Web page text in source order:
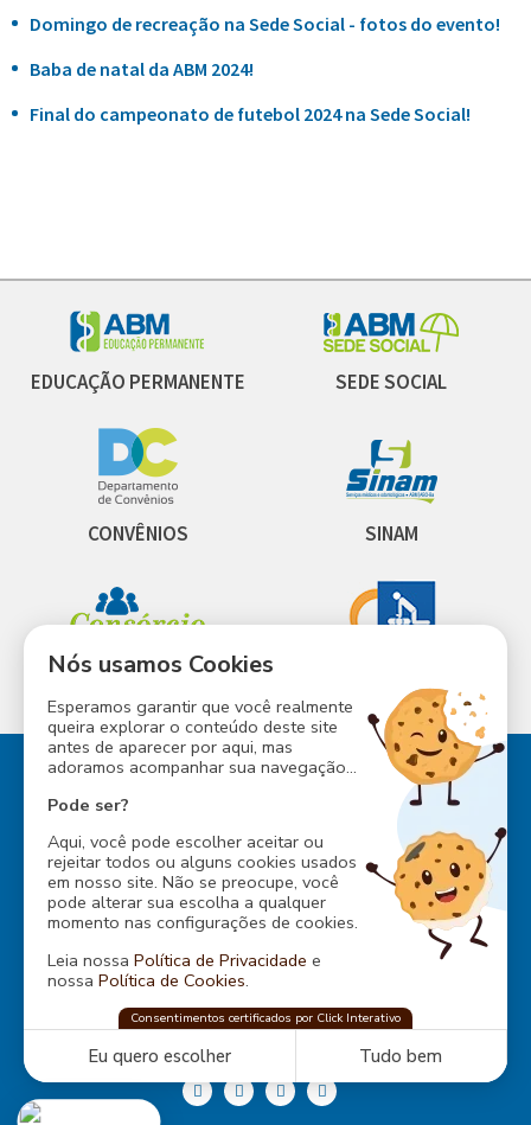
Domingo de recreação na Sede Social - fotos do evento!
Baba de natal da ABM 2024!
Final do campeonato de futebol 2024 na Sede Social!
EDUCAÇÃO PERMANENTE SEDE SOCIAL
CONVÊNIOS SINAM
Rua Baependi, 162
Ondina, Salvador - Bahia
CEP: 40170-070
Tel.:... ver telefone
Endereço da Sede Social:
Av. Dom Eugênio Sales, s/n
Boca do Rio, Salvador - BA
CEP: 41706-670
Tel.:... ver telefone
Nós usamos Cookies
Esperamos garantir que você realmente
queira explorar o conteúdo deste site
antes de aparecer por aqui, mas
adoramos acompanhar sua navegação...
Pode ser?
Aqui, você pode escolher aceitar ou
rejeitar todos ou alguns cookies usados
em nosso site. Não se preocupe, você
pode alterar sua escolha a qualquer
momento nas configurações de cookies.
Leia nossa Política de Privacidade e
nossa Política de Cookies.
Consentimentos certificados por Click Interativo
ABM Sede Socialconfia naClick Interativopara proteger
Eu quero escolher Tudo bem